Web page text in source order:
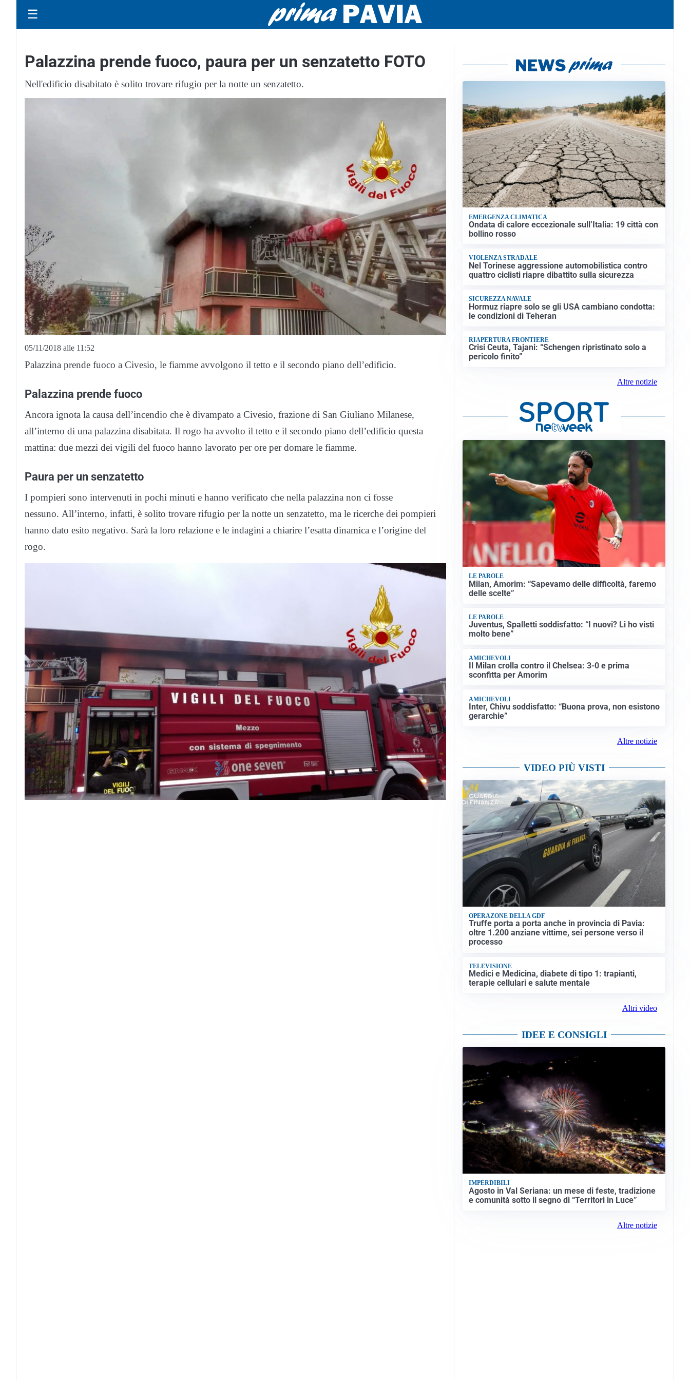
☰
Palazzina prende fuoco, paura per un senzatetto FOTO
Nell'edificio disabitato è solito trovare rifugio per la notte un senzatetto.
05/11/2018 alle 11:52
Palazzina prende fuoco a Civesio, le fiamme avvolgono il tetto e il secondo piano dell’edificio.
Palazzina prende fuoco
Ancora ignota la causa dell’incendio che è divampato a Civesio, frazione di San Giuliano Milanese,
all’interno di una palazzina disabitata. Il rogo ha avvolto il tetto e il secondo piano dell’edificio questa
mattina: due mezzi dei vigili del fuoco hanno lavorato per ore per domare le fiamme.
Paura per un senzatetto
I pompieri sono intervenuti in pochi minuti e hanno verificato che nella palazzina non ci fosse
nessuno. All’interno, infatti, è solito trovare rifugio per la notte un senzatetto, ma le ricerche dei pompieri
hanno dato esito negativo. Sarà la loro relazione e le indagini a chiarire l’esatta dinamica e l’origine del
rogo.
EMERGENZA CLIMATICA
Ondata di calore eccezionale sull’Italia: 19 città con
bollino rosso
VIOLENZA STRADALE
Nel Torinese aggressione automobilistica contro
quattro ciclisti riapre dibattito sulla sicurezza
SICUREZZA NAVALE
Hormuz riapre solo se gli USA cambiano condotta:
le condizioni di Teheran
RIAPERTURA FRONTIERE
Crisi Ceuta, Tajani: “Schengen ripristinato solo a
pericolo finito”
Altre notizie
LE PAROLE
Milan, Amorim: “Sapevamo delle difficoltà, faremo
delle scelte”
LE PAROLE
Juventus, Spalletti soddisfatto: “I nuovi? Li ho visti
molto bene”
AMICHEVOLI
Il Milan crolla contro il Chelsea: 3-0 e prima
sconfitta per Amorim
AMICHEVOLI
Inter, Chivu soddisfatto: “Buona prova, non esistono
gerarchie”
Altre notizie
VIDEO PIÙ VISTI
OPERAZONE DELLA GDF
Truffe porta a porta anche in provincia di Pavia:
oltre 1.200 anziane vittime, sei persone verso il
processo
TELEVISIONE
Medici e Medicina, diabete di tipo 1: trapianti,
terapie cellulari e salute mentale
Altri video
IDEE E CONSIGLI
IMPERDIBILI
Agosto in Val Seriana: un mese di feste, tradizione
e comunità sotto il segno di “Territori in Luce”
Altre notizie